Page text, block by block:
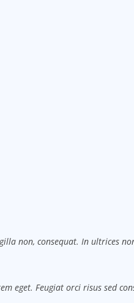
non, consequat. In ultrices
eget. Feugiat orci risus sed